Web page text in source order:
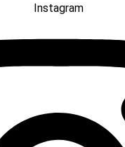
Instagram